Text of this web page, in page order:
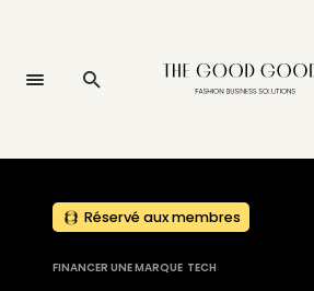
Réservé aux membres
FINANCER UNE MARQUE TECH